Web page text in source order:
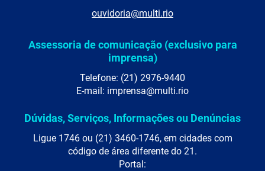
ouvidoria@multi.rio
Assessoria de comunicação (exclusivo para
imprensa)
Telefone: (21) 2976-9440
E-mail: imprensa@multi.rio
Dúvidas, Serviços, Informações ou Denúncias
Ligue 1746 ou (21) 3460-1746, em cidades com
código de área diferente do 21.
Portal: